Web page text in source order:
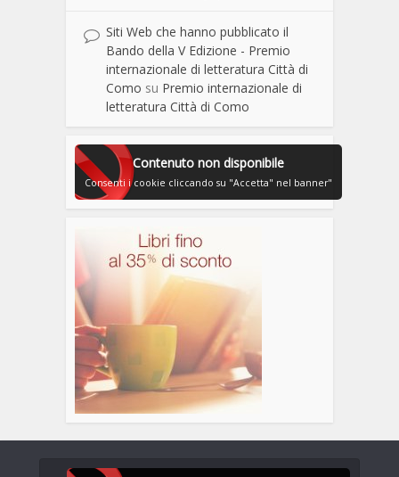
Siti Web che hanno pubblicato il
Bando della V Edizione - Premio
internazionale di letteratura Città di
Como su Premio internazionale di
letteratura Città di Como
Contenuto non disponibile
Consenti i cookie cliccando su "Accetta" nel banner"